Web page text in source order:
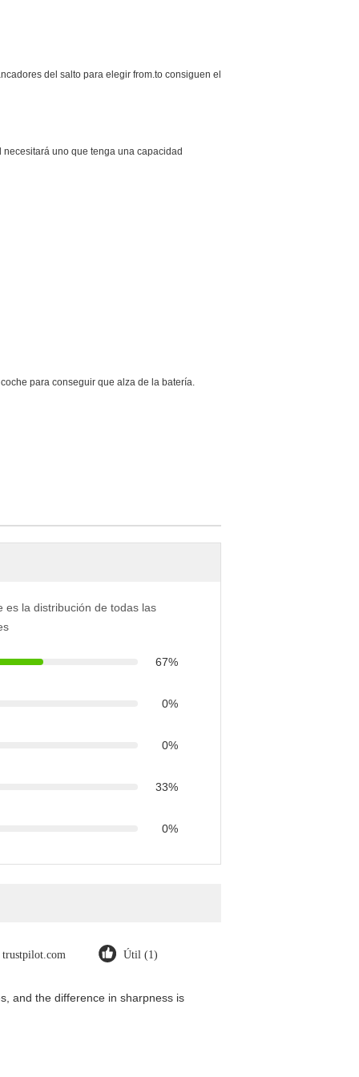
del salto para elegir from.to consiguen el
uno que tenga una capacidad
para conseguir que alza de la batería.
es la distribución de todas las
67%
0%
0%
33%
0%
trustpilot.com Útil (1)
and the difference in sharpness is